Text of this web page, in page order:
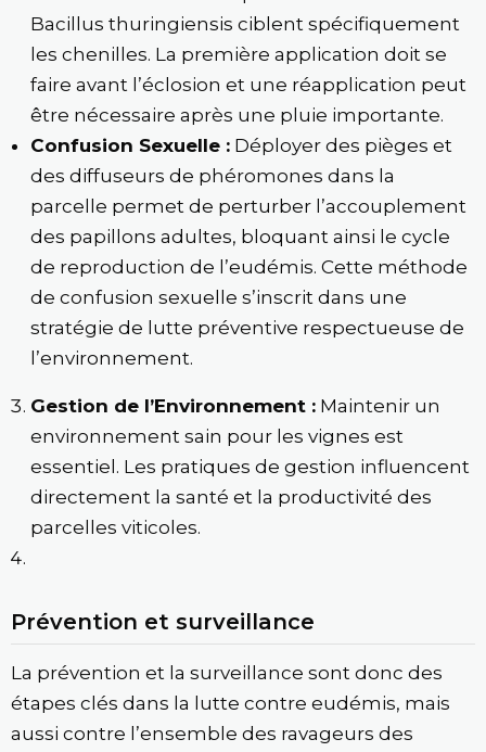
Bacillus thuringiensis ciblent spécifiquement
les chenilles. La première application doit se
faire avant l’éclosion et une réapplication peut
être nécessaire après une pluie importante.
Confusion Sexuelle : Déployer des pièges et
des diffuseurs de phéromones dans la
parcelle permet de perturber l’accouplement
des papillons adultes, bloquant ainsi le cycle
de reproduction de l’eudémis. Cette méthode
de confusion sexuelle s’inscrit dans une
stratégie de lutte préventive respectueuse de
l’environnement.
Gestion de l’Environnement : Maintenir un
environnement sain pour les vignes est
essentiel. Les pratiques de gestion influencent
directement la santé et la productivité des
parcelles viticoles.
Prévention et surveillance
La prévention et la surveillance sont donc des
étapes clés dans la lutte contre eudémis, mais
aussi contre l’ensemble des ravageurs des